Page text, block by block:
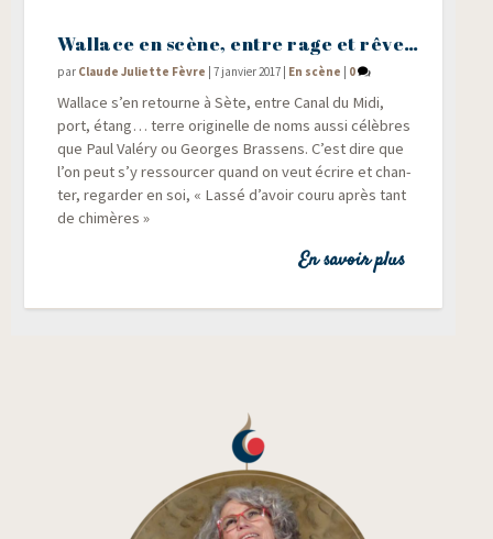
Wallace en scène, entre rage et rêve…
par Claude Juliette Fèvre |7 janvier 2017 En scène 0
Wal­lace s’en retourne à Sète, entre Canal du Midi,
port, étang… terre ori­gi­nelle de noms aus­si célèbres
que Paul Valé­ry ou Georges Bras­sens. C’est dire que
l’on peut s’y res­sour­cer quand on veut écrire et chan­
ter, regar­der en soi, « Las­sé d’avoir cou­ru après tant
de chimères »
En savoir plus